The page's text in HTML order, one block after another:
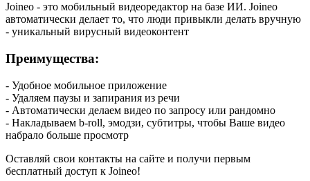
Joineo - это мобильный видеоредактор на базе ИИ. Joineo
автоматически делает то, что люди привыкли делать вручную
- уникальный вирусный видеоконтент
Преимущества:
- Удобное мобильное приложение
- Удаляем паузы и запирания из речи
- Автоматически делаем видео по запросу или рандомно
- Накладываем b-roll, эмодзи, субтитры, чтобы Ваше видео
набрало больше просмотр
Оставляй свои контакты на сайте и получи первым
бесплатный доступ к Joineo!